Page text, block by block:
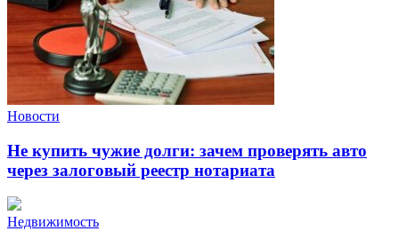
Новости
Не купить чужие долги: зачем проверять авто
через залоговый реестр нотариата
Недвижимость